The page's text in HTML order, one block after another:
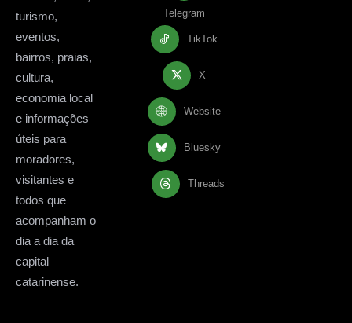
turismo,
eventos,
bairros, praias,
cultura,
economia local
e informações
úteis para
moradores,
visitantes e
todos que
acompanham o
dia a dia da
capital
catarinense.
Telegram
TikTok
X
Website
Bluesky
Threads